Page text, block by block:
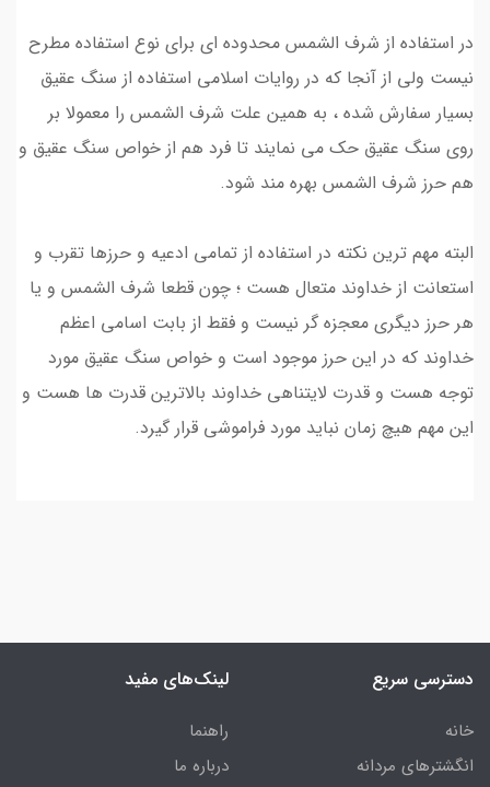
در استفاده از شرف الشمس محدوده ای برای نوع استفاده مطرح
نیست ولی از آنجا که در روایات اسلامی استفاده از سنگ عقیق
بسیار سفارش شده ، به همین علت شرف الشمس را معمولا بر
روی سنگ عقیق حک می نمایند تا فرد هم از خواص سنگ عقیق و
هم حرز شرف الشمس بهره مند شود.
البته مهم ترین نکته در استفاده از تمامی ادعیه و حرزها تقرب و
استعانت از خداوند متعال هست ؛ چون قطعا شرف الشمس و یا
هر حرز دیگری معجزه گر نیست و فقط از بابت اسامی اعظم
خداوند که در این حرز موجود است و خواص سنگ عقیق مورد
توجه هست و قدرت لایتناهی خداوند بالاترین قدرت ها هست و
این مهم هیچ زمان نباید مورد فراموشی قرار گیرد.
دسترسی سریع
خانه
انگشترهای مردانه
لینک‌های مفید
راهنما
درباره ما